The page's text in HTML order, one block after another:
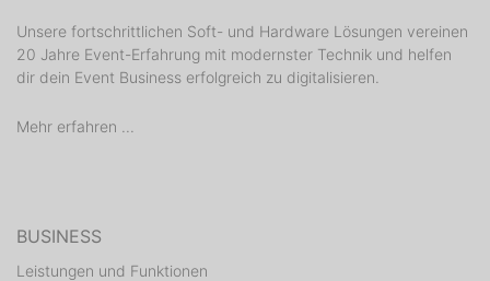
Unsere fortschrittlichen Soft- und Hardware Lösungen vereinen
20 Jahre Event-Erfahrung mit modernster Technik und helfen
dir dein Event Business erfolgreich zu digitalisieren.
Mehr erfahren ...
BUSINESS
Leistungen und Funktionen